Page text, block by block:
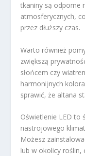
tkaniny są odporne
atmosferycznych,
przez dłuższy czas.
Warto również
zwiększą
słońcem czy
harmonijnych
sprawić, że altana
Oświetlenie LED to
nastrojowego
Możesz
lub w okolicy